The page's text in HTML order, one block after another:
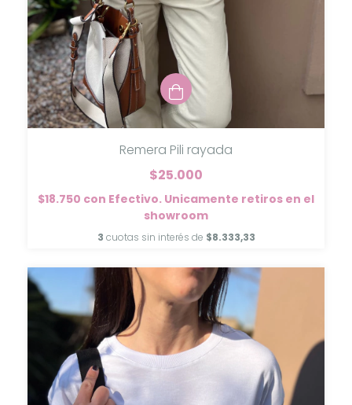
Remera Pili rayada
$25.000
$18.750 con Efectivo. Unicamente retiros en el
showroom
3 cuotas sin interés de $8.333,33